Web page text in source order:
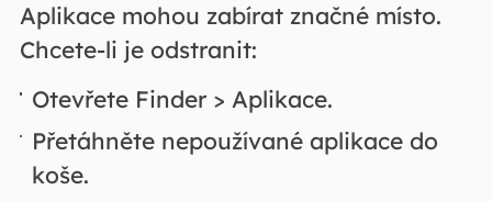
Aplikace mohou zabírat značné místo.
Chcete-li je odstranit:
Otevřete Finder > Aplikace.
Přetáhněte nepoužívané aplikace do
koše.